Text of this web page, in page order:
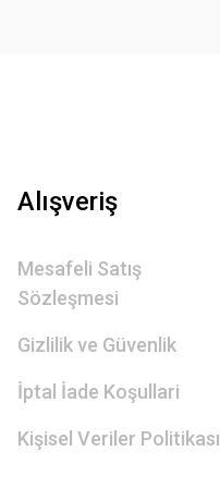
Alışveriş
Mesafeli Satış
Sözleşmesi
Gizlilik ve Güvenlik
İptal İade Koşullari
Kişisel Veriler Politikası